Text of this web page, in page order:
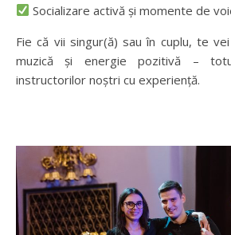
Socializare activă și momente de
Fie că vii singur(ă) sau în cuplu, te
muzică și energie pozitivă –
instructorilor noștri cu experiență.